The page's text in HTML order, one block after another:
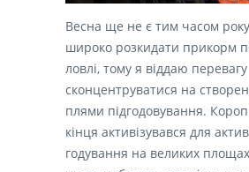
Весна ще не є тим часом
широко розкидати прикорм
ловлі, тому я віддаю перевагу
сконцентруватися на
плями підгодовування.
кінця активізувався для
годування на великих